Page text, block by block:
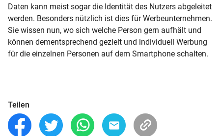
Daten kann meist sogar die Identität des Nutzers abgeleitet
werden. Besonders nützlich ist dies für Werbeunternehmen.
Sie wissen nun, wo sich welche Person gern aufhält und
können dementsprechend gezielt und individuell Werbung
für die einzelnen Personen auf dem Smartphone schalten.
Teilen